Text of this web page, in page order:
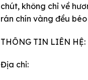
chút, không chỉ về
rán chín vàng đều
THÔNG TIN LIÊN HỆ:
Địa chỉ: